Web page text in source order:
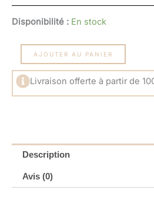
Disponibilité : En stock
quantité
Petite
trousse
fraise
AJOUTER AU PANIER
Livraison offerte à partir de
Description
Avis (0)